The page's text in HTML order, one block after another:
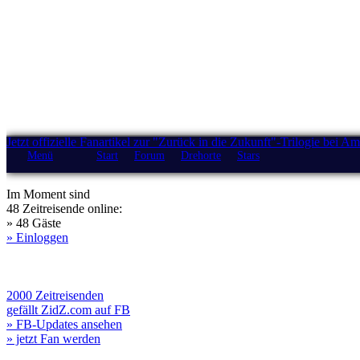
Jetzt offizielle Fanartikel zur "Zurück in die Zukunft"-Trilogie bei
Menü Start Forum Drehorte Stars
Im Moment sind
48 Zeitreisende online:
» 48 Gäste
» Einloggen
2000 Zeitreisenden
gefällt ZidZ.com auf FB
» FB-Updates ansehen
» jetzt Fan werden